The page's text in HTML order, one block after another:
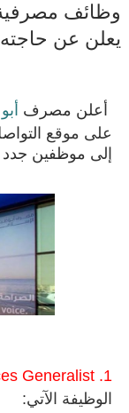
وظائف
يعلن عن
أعلن مصرف أبو
على موقع
إلى موظفين جدد
1. Human Resources Generalist،
الوظيفة الآتي: